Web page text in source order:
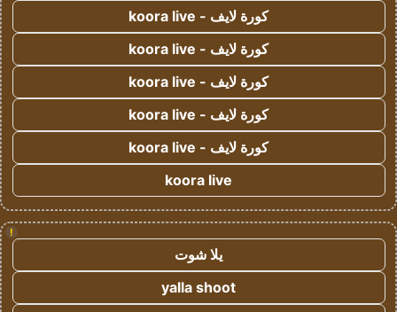
كورة لايف - koora live
كورة لايف - koora live
كورة لايف - koora live
كورة لايف - koora live
كورة لايف - koora live
koora live
!
يلا شوت
yalla shoot